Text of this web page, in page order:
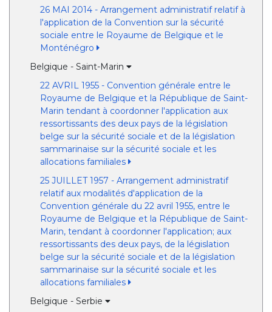
26 MAI 2014 - Arrangement administratif relatif à
l'application de la Convention sur la sécurité
sociale entre le Royaume de Belgique et le
Monténégro
Belgique - Saint-Marin
22 AVRIL 1955 - Convention générale entre le
Royaume de Belgique et la République de Saint-
Marin tendant à coordonner l'application aux
ressortissants des deux pays de la législation
belge sur la sécurité sociale et de la législation
sammarinaise sur la sécurité sociale et les
allocations familiales
25 JUILLET 1957 - Arrangement administratif
relatif aux modalités d'application de la
Convention générale du 22 avril 1955, entre le
Royaume de Belgique et la République de Saint-
Marin, tendant à coordonner l'application; aux
ressortissants des deux pays, de la législation
belge sur la sécurité sociale et de la législation
sammarinaise sur la sécurité sociale et les
allocations familiales
Belgique - Serbie